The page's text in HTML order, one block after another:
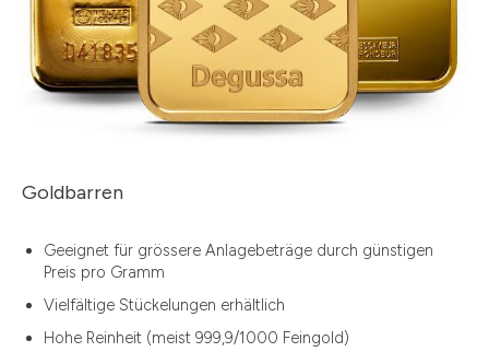
Goldbarren
Geeignet für grössere Anlagebeträge durch günstigen
Preis pro Gramm
Vielfältige Stückelungen erhältlich
Hohe Reinheit (meist 999,9/1000 Feingold)